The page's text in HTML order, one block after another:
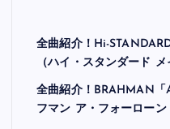
全曲紹介！Hi-
（ハイ・スタンダード
全曲紹介！BRAHMAN
フマン ア・フォーローン